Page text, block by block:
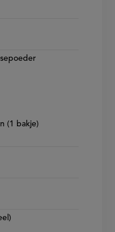
(1 bakje)